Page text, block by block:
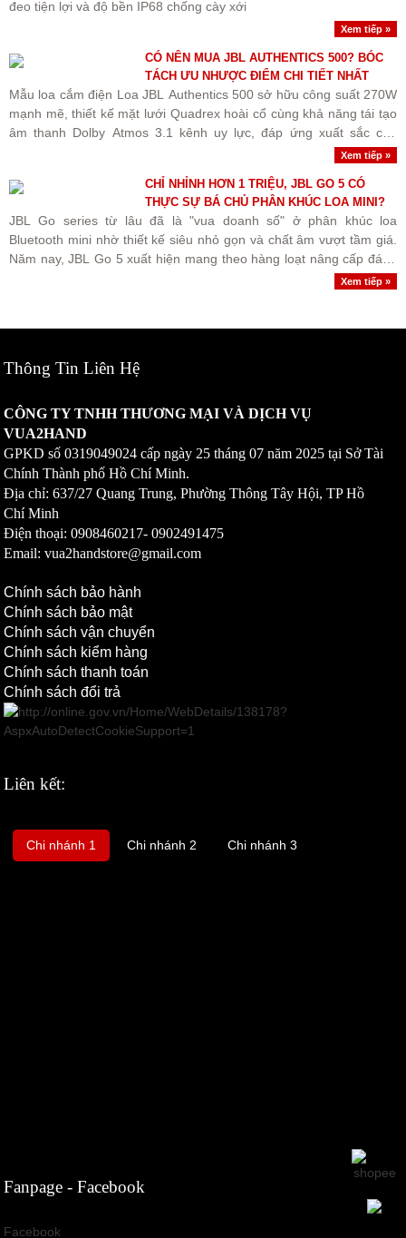
đeo tiện lợi và độ bền IP68 chống cày xới
Xem tiếp »
CÓ NÊN MUA JBL AUTHENTICS 500? BÓC
TÁCH ƯU NHƯỢC ĐIỂM CHI TIẾT NHẤT
Mẫu loa cắm điện Loa JBL Authentics 500 sở hữu công suất 270W
mạnh mẽ, thiết kế mặt lưới Quadrex hoài cổ cùng khả năng tái tạo
âm thanh Dolby Atmos 3.1 kênh uy lực, đáp ứng xuất sắc cho
Xem tiếp »
CHỈ NHỈNH HƠN 1 TRIỆU, JBL GO 5 CÓ
THỰC SỰ BÁ CHỦ PHÂN KHÚC LOA MINI?
JBL Go series từ lâu đã là "vua doanh số" ở phân khúc loa
Bluetooth mini nhờ thiết kế siêu nhỏ gọn và chất âm vượt tầm giá.
Năm nay, JBL Go 5 xuất hiện mang theo hàng loạt nâng cấp đáng
Xem tiếp »
Thông Tin Liên Hệ
CÔNG TY TNHH THƯƠNG MẠI VÀ DỊCH VỤ
VUA2HAND
GPKD số0319049024 cấp ngày 25 tháng 07 năm 2025 tại Sở Tài
Chính Thành phố Hồ Chí Minh.
Địa chỉ: 637/27 Quang Trung, Phường Thông Tây Hội, TP Hồ
Chí Minh
Điện thoại: 0908460217-0902491475
Email: vua2handstore@gmail.com
Chính sách bảo hành
Chính sách bảo mật
Chính sách vận chuyển
Chính sách kiểm hàng
Chính sách thanh toán
Chính sách đổi trả
Liên kết:
Chi nhánh 1 Chi nhánh 2 Chi nhánh 3
Fanpage - Facebook
Facebook